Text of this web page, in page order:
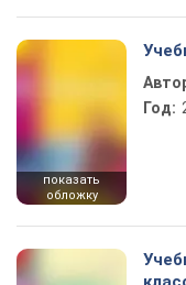
показать
обложку
Год: